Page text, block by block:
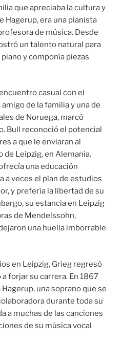
que apreciaba la cultura y
Hagerup, era una pianista
de música. Desde
un talento natural para
y componía piezas
casual con el
de la familia y una de
de Noruega, marcó
Bull reconoció el potencial
a que le enviaran al
Leipzig, en Alemania.
una educación
a veces el plan de estudios
y prefería la libertad de su
su estancia en Leipzig
de Mendelssohn,
una huella imborrable
en Leipzig, Grieg regresó
forjar su carrera. En 1867
una soprano que se
durante toda su
a muchas de las canciones
de su música vocal